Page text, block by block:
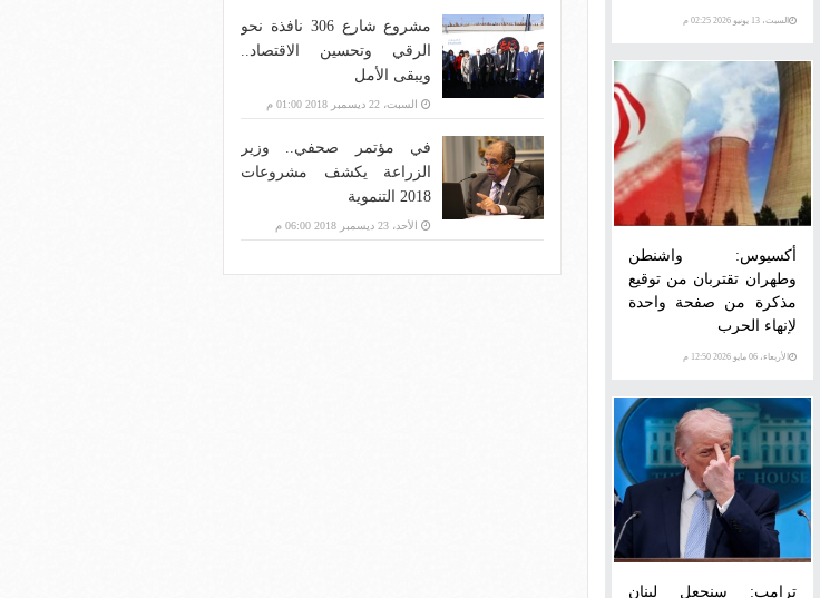
للتوصل لاتفاق
السبت، 13 يونيو 2026 02:25 م
أكسيوس: واشنطن
وطهران تقتربان من توقيع
مذكرة من صفحة واحدة
لإنهاء الحرب
الأربعاء، 06 مايو 2026 12:50 م
ترامب: سنجعل لبنان
مشروع شارع 306 نافذة نحو
الرقي وتحسين الاقتصاد..
ويبقى الأمل
السبت، 22 ديسمبر 2018 01:00 م
في مؤتمر صحفي.. وزير
الزراعة يكشف مشروعات
2018 التنموية
الأحد، 23 ديسمبر 2018 06:00 م